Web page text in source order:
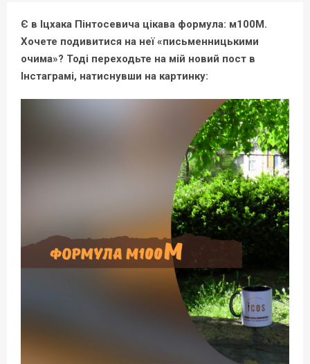
Є в Іцхака Пінтосевича цікава формула: м100М.
Хочете подивитися на неї «письменницькими
очима»? Тоді переходьте на мій новий пост в
Інстаграмі, натиснувши на картинку: